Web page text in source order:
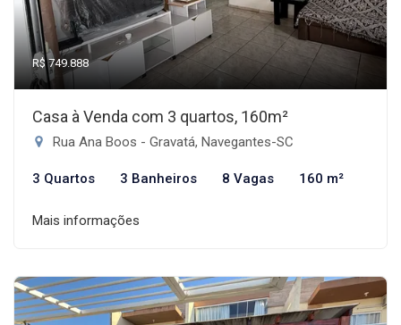
R$ 749.888
Casa à Venda com 3 quartos, 160m²
Rua Ana Boos - Gravatá, Navegantes-SC
3 Quartos 3 Banheiros 8 Vagas 160 m²
Mais informações